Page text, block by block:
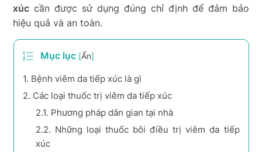
xúc cần được sử dụng đúng chỉ định để đảm bảo
hiệu quả và an toàn.
Mục lục [Ẩn]
1. Bệnh viêm da tiếp xúc là gì
2. Các loại thuốc trị viêm da tiếp xúc
2.1. Phương pháp dân gian tại nhà
2.2. Những loại thuốc bôi điều trị viêm da tiếp
xúc